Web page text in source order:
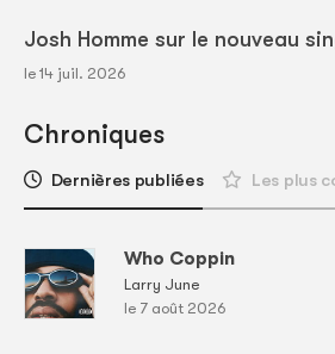
Josh Homme sur le nouveau
le 14 juil. 2026
Chroniques
Dernières publiées Les plus
Who Coppin
Larry June
le 7 août 2026